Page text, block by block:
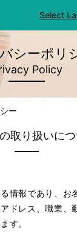
Select
シーポリ
Policy
ー
取り扱いに
情報であり、お
ドレス、職業、
す。